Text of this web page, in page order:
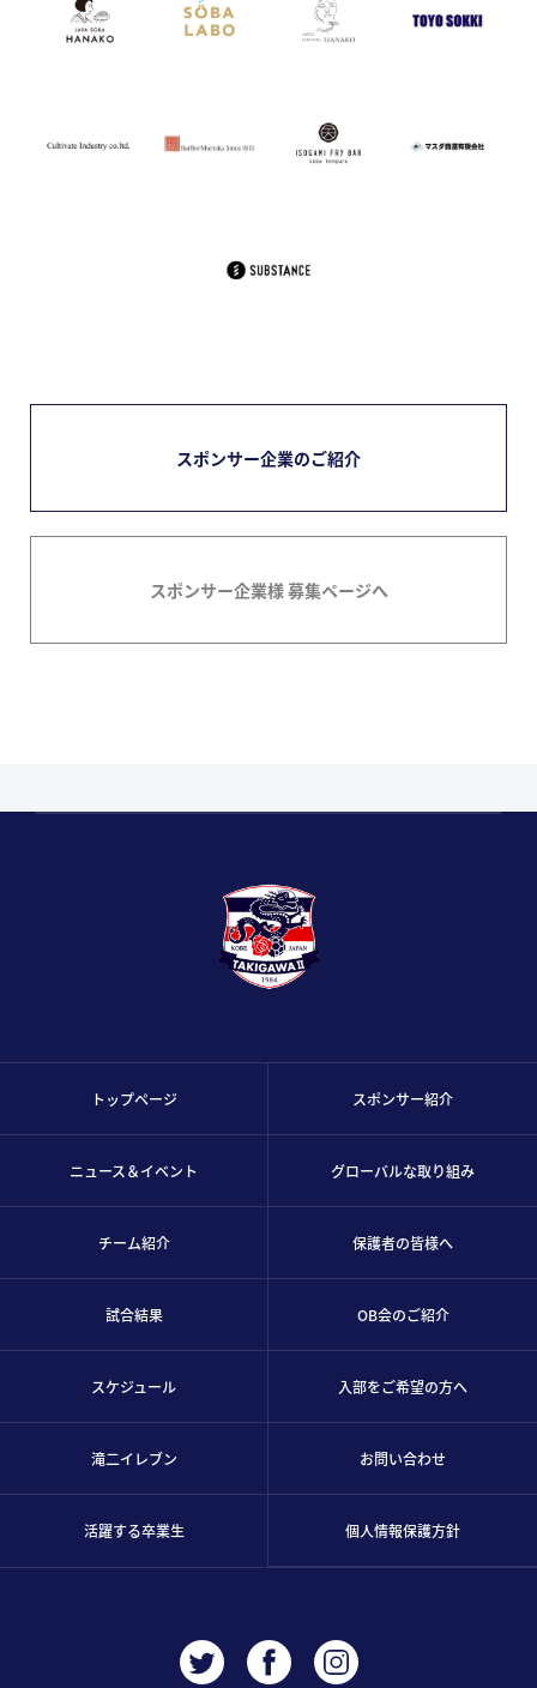
スポンサー企業のご紹介
スポンサー企業様 募集ページへ
トップページ
ニュース＆イベント
チーム紹介
試合結果
スケジュール
滝二イレブン
活躍する卒業生
スポンサー紹介
グローバルな取り組み
保護者の皆様へ
OB会のご紹介
入部をご希望の方へ
お問い合わせ
個人情報保護方針